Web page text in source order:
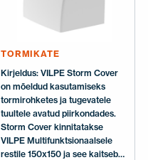
TORMIKATE
Kirjeldus: VILPE Storm Cover
on mõeldud kasutamiseks
tormirohketes ja tugevatele
tuultele avatud piirkondades.
Storm Cover kinnitatakse
VILPE Multifunktsionaalsele
restile 150x150 ja see kaitseb